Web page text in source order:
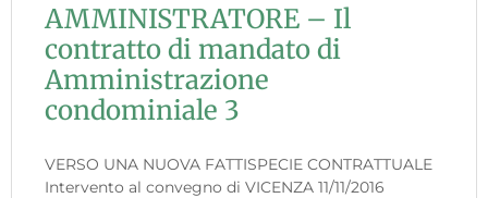
AMMINISTRATORE – Il
contratto di mandato di
Amministrazione
condominiale 3
VERSO UNA NUOVA FATTISPECIE CONTRATTUALE
Intervento al convegno di VICENZA 11/11/2016